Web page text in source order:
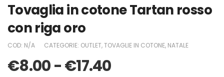
Tovaglia in cotone Tartan rosso
con riga oro
COD: N/A CATEGORIE: OUTLET,TOVAGLIE IN COTONE, NATALE
€8.00-€17.40